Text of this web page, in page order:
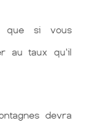
que si vous
au taux qu'il
devra